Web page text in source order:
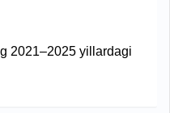
2021–2025 yillardagi